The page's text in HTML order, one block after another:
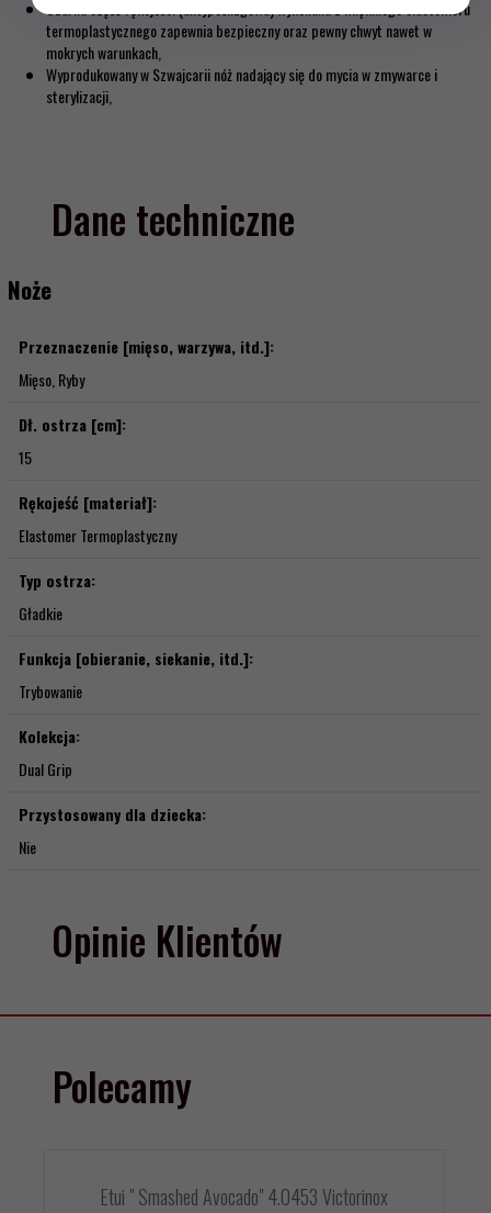
Czarna część rękojeści (antypoślizgowa) wykonana z miękkiego elastomeru
termoplastycznego zapewnia bezpieczny oraz pewny chwyt nawet w
mokrych warunkach,
Wyprodukowany w Szwajcarii nóż nadający się do mycia w zmywarce i
sterylizacji,
Dane techniczne
Noże
Przeznaczenie [mięso, warzywa, itd.]:
Mięso, Ryby
Dł. ostrza [cm]:
15
Rękojeść [materiał]:
Elastomer Termoplastyczny
Typ ostrza:
Gładkie
Funkcja [obieranie, siekanie, itd.]:
Trybowanie
Kolekcja:
Dual Grip
Przystosowany dla dziecka:
Nie
Opinie Klientów
Polecamy
Etui " Smashed Avocado" 4.0453 Victorinox